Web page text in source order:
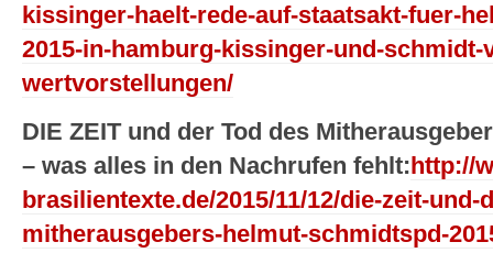
kissinger-haelt-rede-auf-staatsakt-fuer-
2015-in-hamburg-kissinger-und-schmidt-
wertvorstellungen/
DIE ZEIT und der Tod des
– was alles in den Nachrufen fehlt: http://
brasilientexte.de/2015/11/12/die-zeit-und-
mitherausgebers-helmut-schmidtspd-